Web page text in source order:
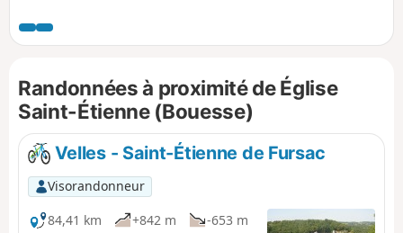
Randonnées à proximité de Église
Saint-Étienne (Bouesse)
Velles - Saint-Étienne de Fursac
Visorandonneur
84,41 km
+842 m
-653 m